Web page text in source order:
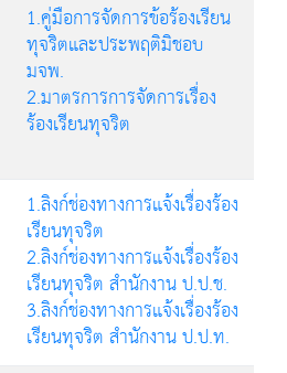
1.คู่มือการจัดการข้อร้องเรียน
ทุจริตและประพฤติมิชอบ
มจพ.
2.มาตรการการจัดการเรื่อง
ร้องเรียนทุจริต
1.ลิงก์ช่องทางการแจ้งเรื่องร้อง
เรียนทุจริต
2.ลิงก์ช่องทางการแจ้งเรื่องร้อง
เรียนทุจริต สำนักงาน ป.ป.ช.
3.ลิงก์ช่องทางการแจ้งเรื่องร้อง
เรียนทุจริต สำนักงาน ป.ป.ท.